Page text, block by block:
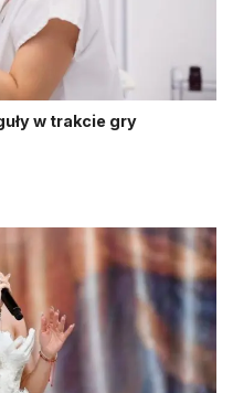
w trakcie gry